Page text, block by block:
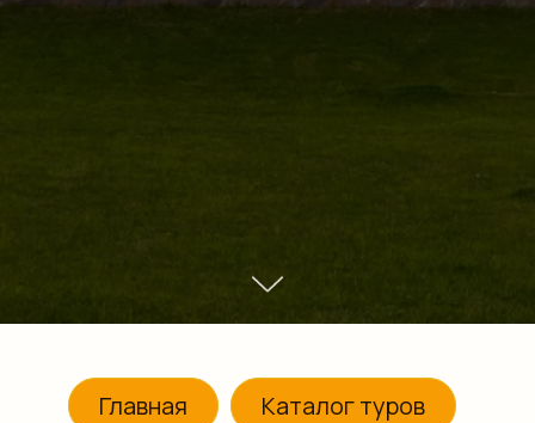
Главная Каталог туров